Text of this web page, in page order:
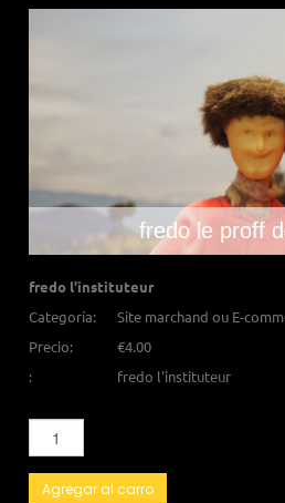
fredo le proff
fredo l'instituteur
Categoría:
Site marchand ou E-
Precio:
€4.00
:
fredo l'instituteur
Agregar al carro